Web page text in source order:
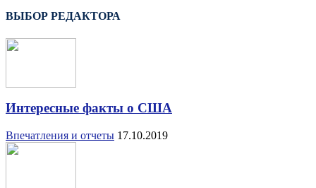
ВЫБОР РЕДАКТОРА
Интересные факты о США
Впечатления и отчеты 17.10.2019